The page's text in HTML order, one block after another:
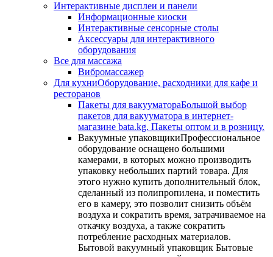
Интерактивные дисплеи и панели
Информационные киоски
Интерактивные сенсорные столы
Аксессуары для интерактивного
оборудования
Все для массажа
Вибромассажер
Для кухниОборудование, расходники для кафе и
ресторанов
Пакеты для вакууматораБольшой выбор
пакетов для вакууматора в интернет-
магазине bata.kg. Пакеты оптом и в розницу.
Вакуумные упаковщикиПрофессиональное
оборудование оснащено большими
камерами, в которых можно производить
упаковку небольших партий товара. Для
этого нужно купить дополнительный блок,
сделанный из полипропилена, и поместить
его в камеру, это позволит снизить объём
воздуха и сократить время, затрачиваемое на
откачку воздуха, а также сократить
потребление расходных материалов.
Бытовой вакуумный упаковщик Бытовые